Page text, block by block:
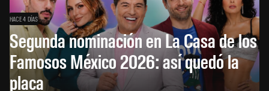
HACE 4 DÍAS
Segunda nominación en La Casa de los
Famosos México 2026: así quedó la
placa